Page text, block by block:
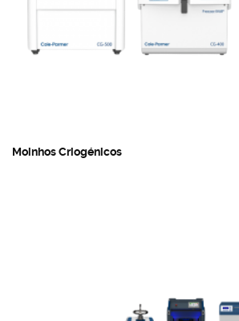
Moinhos Criogénicos